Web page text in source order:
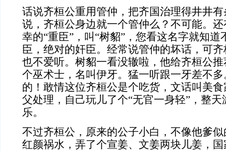
话说齐桓公重用管仲，把齐国治理得井井
说，齐桓公身边就一个管仲么？不可能。
幸的“重臣”，叫“树貂”，您看这名字就知
臣，绝对的奸臣。经常说管仲的坏话，可
也不爱听。树貂一看没辙啦，他给齐桓公
个巫术士，名叫伊牙。猛一听跟一牙差不
的！敢情这位齐桓公是个吃货，文话叫美
父处理，自己玩儿了个“无官一身轻”，整
乐。
不过齐桓公，原来的公子小白，不像他爹
红颜祸水，弄了个宣姜、文姜两块儿姜，